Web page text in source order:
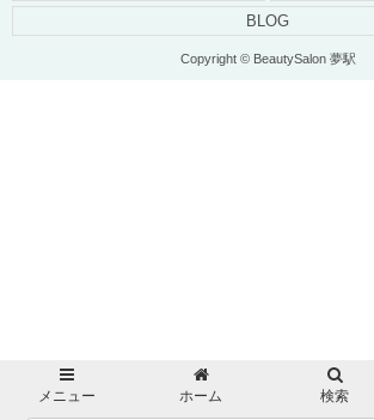
BLOG
Copyright © BeautySalon 夢駅
メニュー ホーム 検索